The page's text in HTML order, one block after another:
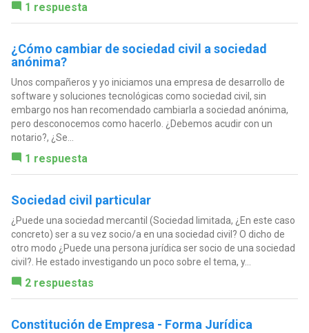
1 respuesta
¿Cómo cambiar de sociedad civil a sociedad
anónima?
Unos compañeros y yo iniciamos una empresa de desarrollo de
software y soluciones tecnológicas como sociedad civil, sin
embargo nos han recomendado cambiarla a sociedad anónima,
pero desconocemos como hacerlo. ¿Debemos acudir con un
notario?, ¿Se...
1 respuesta
Sociedad civil particular
¿Puede una sociedad mercantil (Sociedad limitada, ¿En este caso
concreto) ser a su vez socio/a en una sociedad civil? O dicho de
otro modo ¿Puede una persona jurídica ser socio de una sociedad
civil?. He estado investigando un poco sobre el tema, y...
2 respuestas
Constitución de Empresa - Forma Jurídica